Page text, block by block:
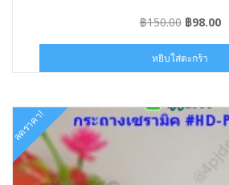
฿150.00 Original
was:
฿150.00.
฿98.00
฿
หยิบใส่ตะกร้า
ลดราคา!